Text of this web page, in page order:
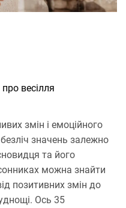
а
весілля
змін і емоційного
значень залежно
та його
можна знайти
позитивних змін до
Ось 35